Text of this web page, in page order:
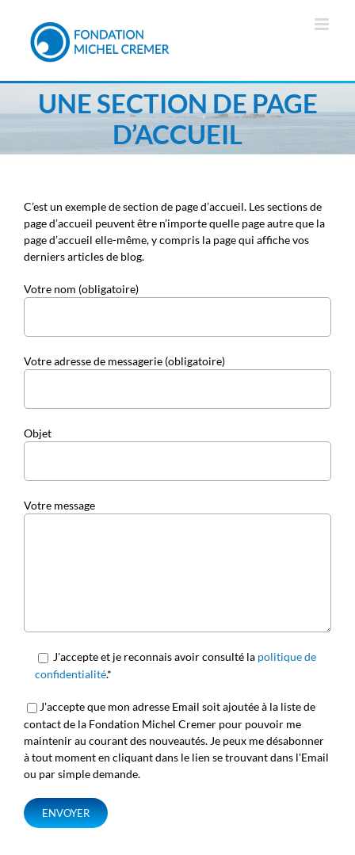
contenu
UNE SECTION DE PAGE
D’ACCUEIL
C’est un exemple de section de page d’accueil. Les sections de
page d’accueil peuvent être n’importe quelle page autre que la
page d’accueil elle-même, y compris la page qui affiche vos
derniers articles de blog.
Votre nom (obligatoire)
Votre adresse de messagerie (obligatoire)
Objet
Votre message
J'accepte et je reconnais avoir consulté la politique de
confidentialité.*
J'accepte que mon adresse Email soit ajoutée à la liste de
contact de la Fondation Michel Cremer pour pouvoir me
maintenir au courant des nouveautés. Je peux me désabonner
à tout moment en cliquant dans le lien se trouvant dans l'Email
ou par simple demande.